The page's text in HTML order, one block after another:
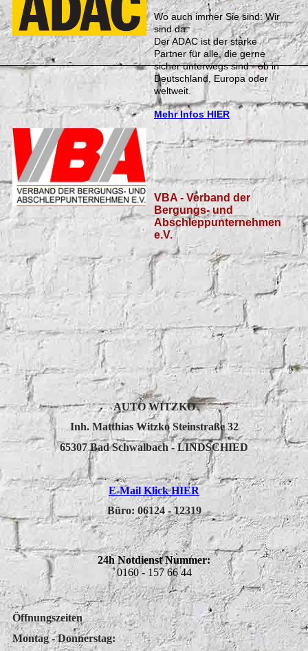
Wo auch immer Sie sind: Wir
sind da.
Der ADAC ist der starke
Partner für alle, die gerne
sicher unterwegs sind - ob in
Deutschland, Europa oder
weltweit.
Mehr Infos HIER
VBA - Verband der
Bergungs- und
Abschleppunternehmen
e.V.
AUTO WITZKO
Inh. Matthias Witzko Steinstraße 32
65307 Bad Schwalbach - LINDSCHIED
E-Mail Klick HIER
Büro: 06124 - 12319
24h Notdienst Nummer:
0160 - 157 66 44
Öffnungszeiten
Montag - Donnerstag: